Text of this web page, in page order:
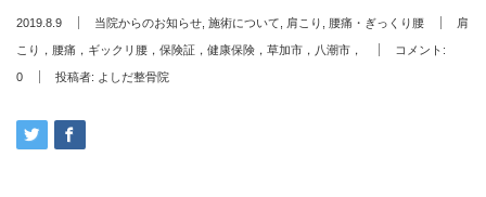
2019.8.9 当院からのお知らせ 施術について 肩こり 腰痛・ぎっくり腰 肩
こり，腰痛，ギックリ腰，保険証，健康保険，草加市，八潮市， コメント:
0 投稿者: よしだ整骨院
施術の流れ